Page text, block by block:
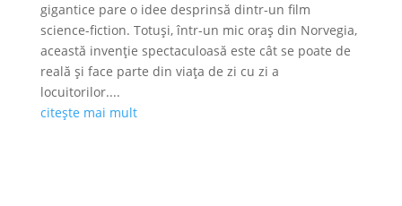
gigantice pare o idee desprinsă dintr-un film
science-fiction. Totuși, într-un mic oraș din Norvegia,
această invenție spectaculoasă este cât se poate de
reală și face parte din viața de zi cu zi a
locuitorilor....
citește mai mult